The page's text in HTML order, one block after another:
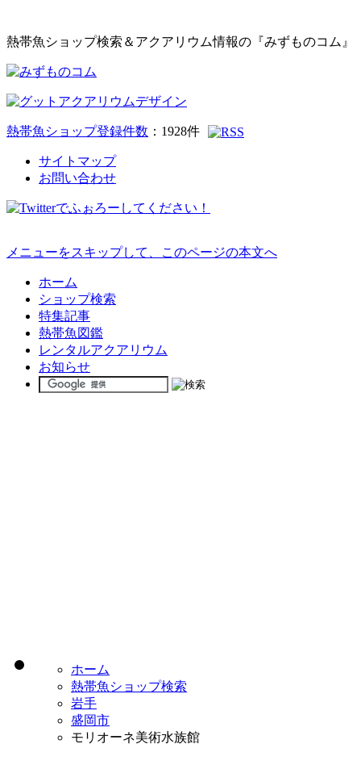
熱帯魚ショップ検索＆アクアリウム情報の『みずものコム』
熱帯魚ショップ登録件数 ： 1928件
サイトマップ
お問い合わせ
メニューをスキップして、このページの本文へ
ホーム
ショップ検索
特集記事
熱帯魚図鑑
レンタルアクアリウム
お知らせ
ホーム
熱帯魚ショップ検索
岩手
盛岡市
モリオーネ美術水族館